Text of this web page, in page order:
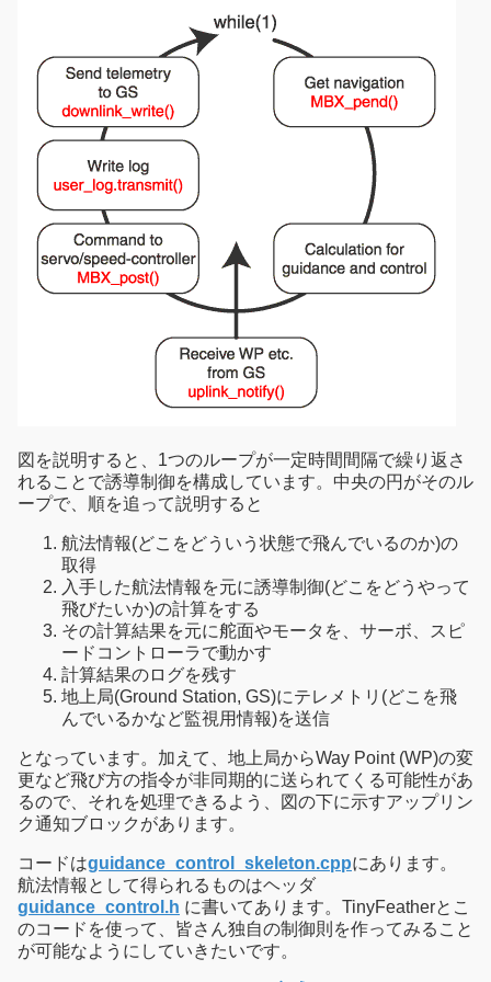
図を説明すると、1つのループが一定時間間隔で繰り返さ
れることで誘導制御を構成しています。中央の円がそのル
ープで、順を追って説明すると
航法情報(どこをどういう状態で飛んでいるのか)の
取得
入手した航法情報を元に誘導制御(どこをどうやって
飛びたいか)の計算をする
その計算結果を元に舵面やモータを、サーボ、スピ
ードコントローラで動かす
計算結果のログを残す
地上局(Ground Station, GS)にテレメトリ(どこを飛
んでいるかなど監視用情報)を送信
となっています。加えて、地上局からWay Point (WP)の変
更など飛び方の指令が非同期的に送られてくる可能性があ
るので、それを処理できるよう、図の下に示すアップリン
ク通知ブロックがあります。
コードはguidance_control_skeleton.cppにあります。
航法情報として得られるものはヘッダ
guidance_control.h に書いてあります。TinyFeatherとこ
のコードを使って、皆さん独自の制御則を作ってみること
が可能なようにしていきたいです。